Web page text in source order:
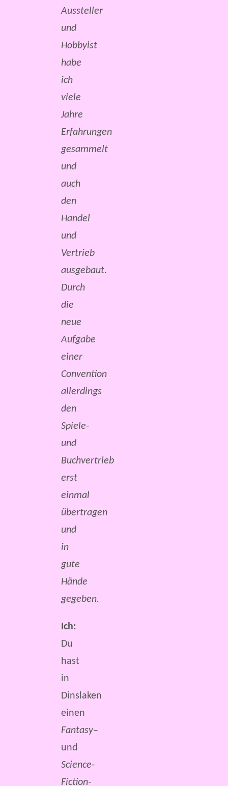
Aussteller
und
Hobbyist
habe
ich
viele
Jahre
Erfahrungen
gesammelt
und
auch
den
Handel
und
Vertrieb
ausgebaut.
Durch
die
neue
Aufgabe
einer
Convention
allerdings
den
Spiele-
und
Buchvertrieb
erst
einmal
übertragen
und
in
gute
Hände
gegeben.
Ich:
Du
hast
in
Dinslaken
einen
Fantasy–
und
Science-
Fiction-